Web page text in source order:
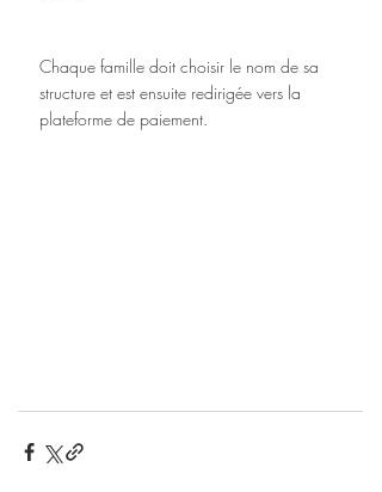
Chaque famille doit choisir le nom de sa
structure et est ensuite redirigée vers la
plateforme de paiement.